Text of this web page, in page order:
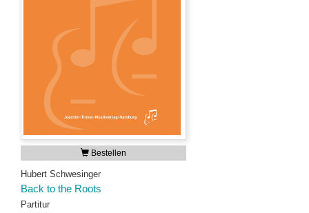
Bestellen
Hubert Schwesinger
Back to the Roots
Partitur